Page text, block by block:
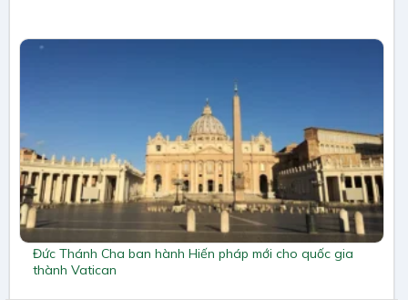
Đức Thánh Cha ban hành Hiến pháp mới cho quốc gia
thành Vatican